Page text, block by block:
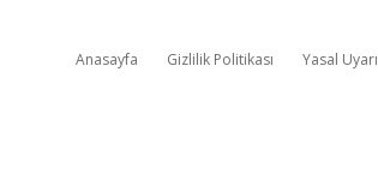
Anasayfa Gizlilik Politikası Yasal Uyarı